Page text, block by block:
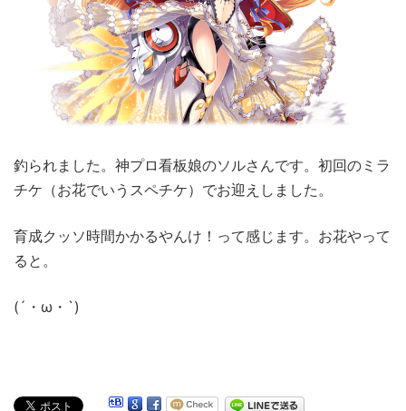
釣られました。神プロ看板娘のソルさんです。初回のミラ
チケ（お花でいうスペチケ）でお迎えしました。
育成クッソ時間かかるやんけ！って感じます。お花やって
ると。
(´・ω・`)